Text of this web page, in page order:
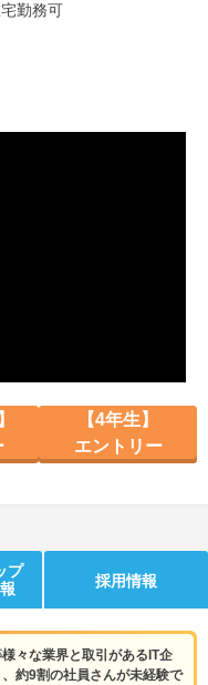
勤務可
【4年生】
エントリー
プ
採用情報
々な業界と取引があるIT企
約9割の社員さんが未経験で